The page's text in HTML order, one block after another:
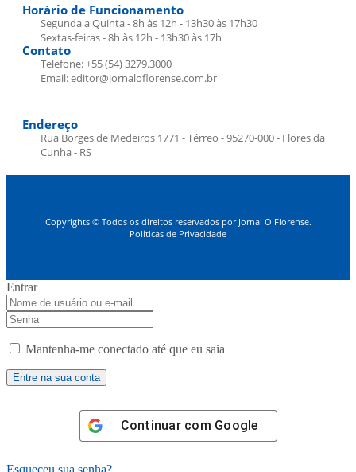
Horário de Funcionamento
Segunda a Quinta - 8h às 12h - 13h30 às 17h30
Sextas-feiras - 8h às 12h - 13h30 às 17h
Contato
Telefone: +55 (54) 3279.3000
Email: editor@jornaloflorense.com.br
Endereço
Rua Borges de Medeiros 1771 - Térreo - 95270-000 - Flores da
Cunha - RS
Copyrights © Todos os direitos reservados por Jornal O Florense.
Políticas de Privacidade
Entrar
Mantenha-me conectado até que eu saia
Continuar com Google
Esqueceu sua senha?